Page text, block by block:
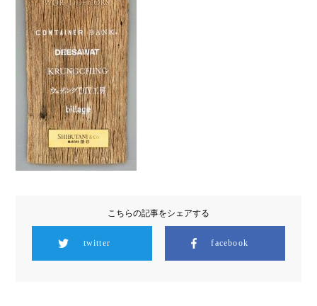
こちらの記事をシェアする
twitter facebook